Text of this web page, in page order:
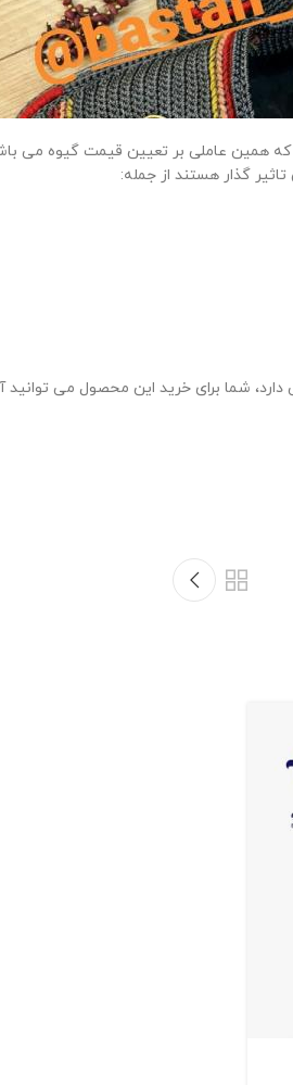
همین عاملی بر تعیین قیمت گیوه می
گذار هستند از جمله:
شما برای خرید این محصول می